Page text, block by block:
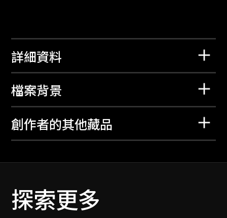
詳細資料
檔案背景
創作者的其他藏品
探索更多